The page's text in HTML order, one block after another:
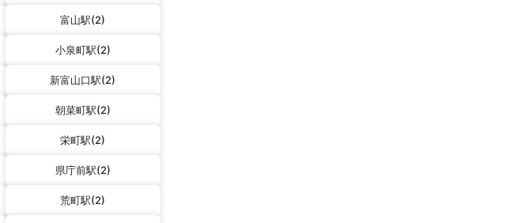
富山駅(2)
小泉町駅(2)
新富山口駅(2)
朝菜町駅(2)
栄町駅(2)
県庁前駅(2)
荒町駅(2)